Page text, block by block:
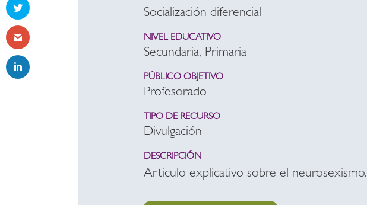
Socialización diferencial
NIVEL EDUCATIVO
Secundaria, Primaria
PÚBLICO OBJETIVO
Profesorado
TIPO DE RECURSO
Divulgación
DESCRIPCIÓN
Articulo explicativo sobre el neurosexismo.